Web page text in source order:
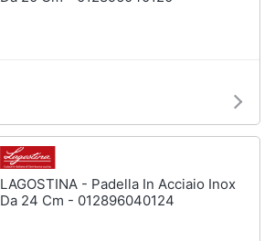
LAGOSTINA - Padella In Acciaio Inox
Da 24 Cm - 012896040124